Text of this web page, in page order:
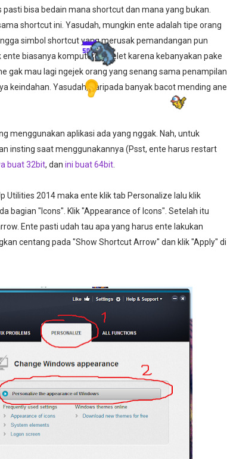
bisa bedain mana shortcut dan mana yang bukan.
shortcut ini. Yasudah, mungkin ente adalah tipe orang
simbol shortcut yang merusak pemandangan pun
biasanya komputernya lelet karena kebanyakan pake
gak mau lagi ngejek orang yang senang sama penampilan
keindahan. Yasudah, daripada banyak bacot mending ane
menggunakan aplikasi ada yang nggak. Nah, untuk
insting saat menggunakannya (Psst, ente harus restart
buat 32bit, dan ini buat 64bit
Utilities 2014 maka ente klik tab Personalize lalu klik
bagian "Icons". Klik "Appearance of Icons". Setelah itu
Ente pasti udah tau apa yang harus ente lakukan
centang pada "Show Shortcut Arrow" dan klik "Apply" di
🔜
📒